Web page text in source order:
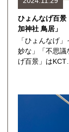
ひょんなげ百
加神社 鳥居」
「ひょんなげ
妙な」「不思議
げ百景」はKCT…